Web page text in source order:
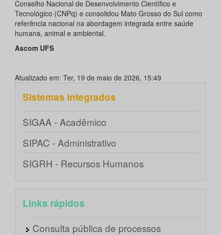
Conselho Nacional de Desenvolvimento Científico e
Tecnológico (CNPq) e consolidou Mato Grosso do Sul como
referência nacional na abordagem integrada entre saúde
humana, animal e ambiental.
Ascom UFS
Atualizado em: Ter, 19 de maio de 2026, 15:49
Sistemas integrados
SIGAA - Acadêmico
SIPAC - Administrativo
SIGRH - Recursos Humanos
Links rápidos
Consulta pública de processos